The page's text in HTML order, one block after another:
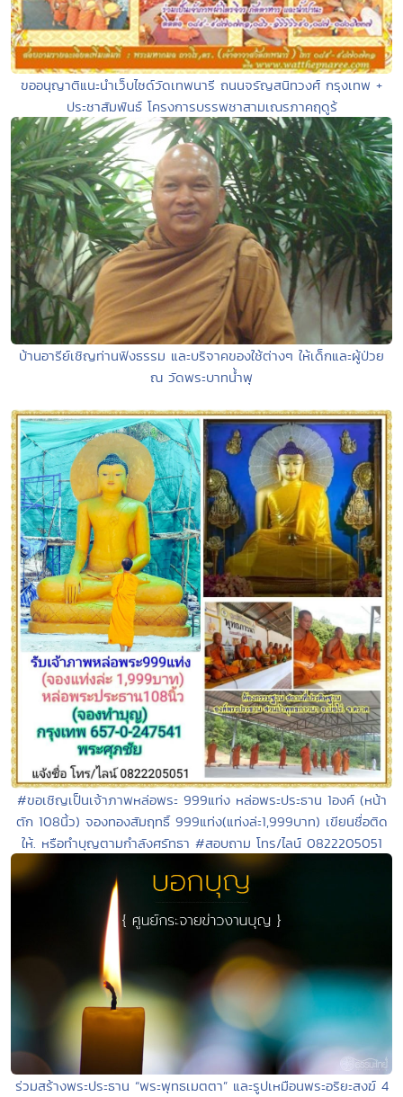
ขออนุญาติแนะนำเว็บไซด์วัดเทพนารี ถนนจรัญสนิทวงศ์ กรุงเทพ +
ประชาสัมพันธ์ โครงการบรรพชาสามเณรภาคฤดูร้
บ้านอารีย์เชิญท่านฟังธรรม และบริจาคของใช้ต่างๆ ให้เด็กและผู้ป่วย
ณ วัดพระบาทน้ำพุ
#ขอเชิญเป็นเจ้าภาพหล่อพระ 999แท่ง หล่อพระประธาน 1องค์ (หน้า
ตัก 108นิ้ว) จองทองสัมฤทธิ์ 999แท่ง(แท่งล่ะ1,999บาท) เขียนชื่อติด
ให้. หรือทำบุญตามกำลังศรัทธา #สอบถาม โทร/ไลน์ 0822205051
ร่วมสร้างพระประธาน “พระพุทธเมตตา” และรูปเหมือนพระอริยะสงฆ์ 4